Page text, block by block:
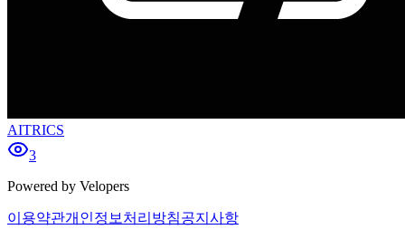
AITRICS
3
Powered by Velopers
이용약관개인정보처리방침공지사항